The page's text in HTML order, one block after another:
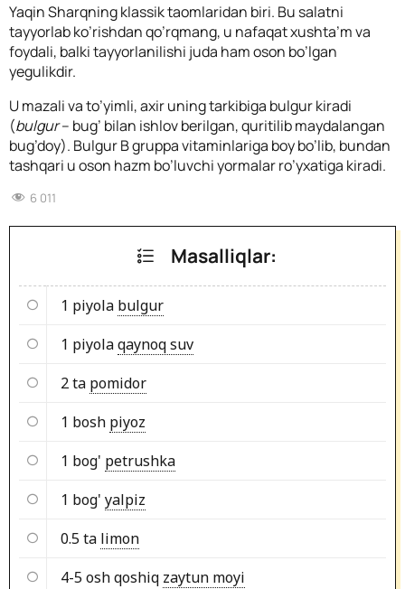
Yaqin Sharqning klassik taomlaridan biri. Bu salatni
tayyorlab ko’rishdan qo’rqmang, u nafaqat xushta’m va
foydali, balki tayyorlanilishi juda ham oson bo’lgan
yegulikdir.
U mazali va to’yimli, axir uning tarkibiga bulgur kiradi
(bulgur– bug’ bilan ishlov berilgan, quritilib maydalangan
bug’doy). Bulgur B gruppa vitaminlariga boy bo’lib, bundan
tashqari u oson hazm bo’luvchi yormalar ro’yxatiga kiradi.
6 011
Masalliqlar:
1 piyola bulgur
1 piyolaqaynoq suv
2 ta pomidor
1 bosh piyoz
1 bog' petrushka
1 bog' yalpiz
0.5 ta limon
4-5 osh qoshiq zaytun moyi